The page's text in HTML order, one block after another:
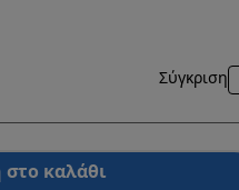
Σύγκριση
στο καλάθι